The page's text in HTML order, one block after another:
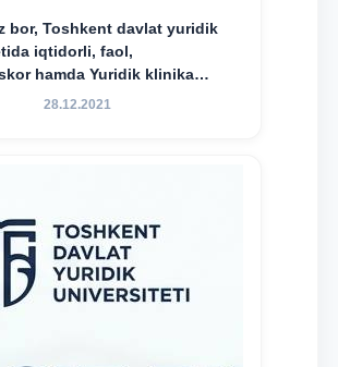
bor, Toshkent davlat yuridik
iqtidorli, faol,
hamda Yuridik klinika
o‘z bilim va ko‘nikmalarini
28.12.2021